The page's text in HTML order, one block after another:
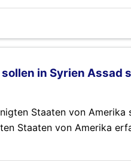
in Syrien Assad
Staaten von Amerika
Staaten von Amerika